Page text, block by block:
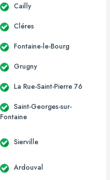
Cailly
Cléres
Fontaine-le-Bourg
Grugny
La Rue-Saint-Pierre 76
Saint-Georges-sur-
Fontaine
Sierville
Ardouval